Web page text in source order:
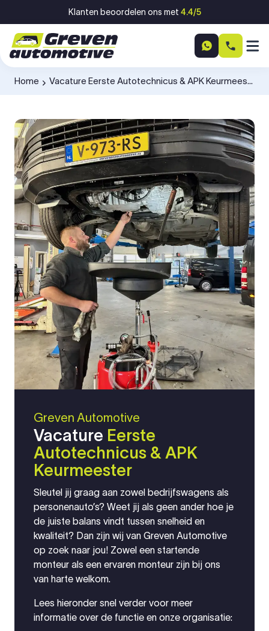
Ga naar inhoudKlanten beoordelen ons met 4.4/5
Home
-
Vacature Eerste Autotechnicus & APK Keurmeester
Greven Automotive
Vacature Eerste
Autotechnicus & APK
Keurmeester
Sleutel jij graag aan zowel bedrijfswagens als
personenauto’s? Weet jij als geen ander hoe je
de juiste balans vindt tussen snelheid en
kwaliteit? Dan zijn wij van Greven Automotive
op zoek naar jou! Zowel een startende
monteur als een ervaren monteur zijn bij ons
van harte welkom.
Lees hieronder snel verder voor meer
informatie over de functie en onze organisatie: